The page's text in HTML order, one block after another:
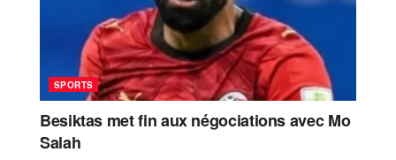
SPORTS
Besiktas met fin aux négociations avec Mo
Salah